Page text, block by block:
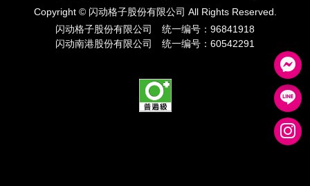
Copyright © 闪动格子股份有限公司 All Rights Reserved.
闪动格子股份有限公司 统一编号：96841918
闪动南港股份有限公司 统一编号：60542291